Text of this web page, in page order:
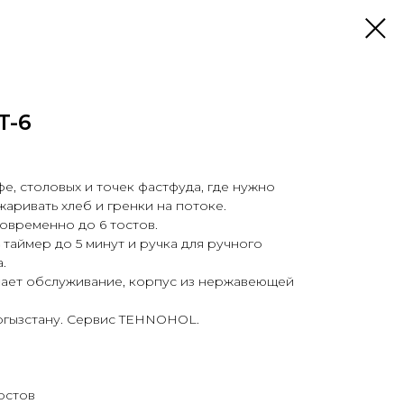
6
столовых и точек фастфуда, где нужно
хлеб и гренки на потоке.
до 6 тостов.
до 5 минут и ручка для ручного
обслуживание, корпус из нержавеющей
Сервис TEHNOHOL.